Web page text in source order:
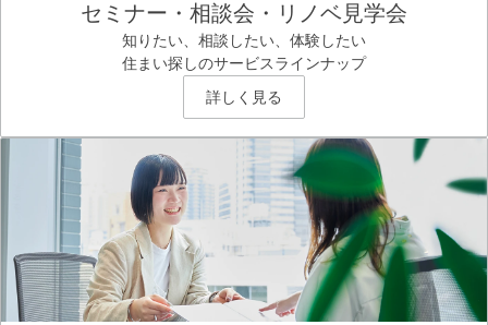
セミナー・相談会・リノベ見学会
知りたい、相談したい、体験したい
住まい探しのサービスラインナップ
詳しく見る